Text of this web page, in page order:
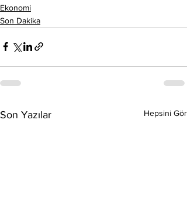
Ekonomi
Son Dakika
Son Yazılar Hepsini Gör